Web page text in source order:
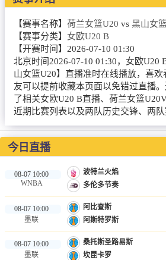
录像
足球录像
篮球录像
新闻
足球新闻
篮球新闻
【赛事名称】 荷兰女篮U20 vs 黑山女
【赛事分类】 女欧U20 B
【开赛时间】 2026-07-10 01:30
北京时间2026-07-10 01:30，女欧U20
山女篮U20】直播准时在线播放，喜欢
友可以提前收藏本页面以免错过直播。
了相关女欧U20 B直播、荷兰女篮
近期比赛列表以及两队历史交锋、两队
今日直播
08-07 10:00
WNBA
波特兰火焰
多伦多节奏
08-07 10:00
墨联
阿比查斯
阿斯特罗斯
08-07 10:00
墨联
桑托斯圣路易斯
坎昆卡罗